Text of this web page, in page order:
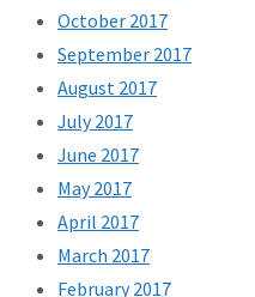
October 2017
September 2017
August 2017
July 2017
June 2017
May 2017
April 2017
March 2017
February 2017